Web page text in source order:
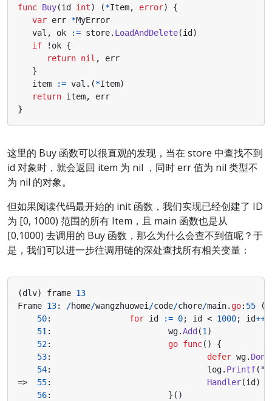
func Buy(id int) (*Item, error)
{
var err *MyError
val , ok := store. LoadAndDelete(id )
if
! ok {
return nil ,
err
}
item
:= val .(*Item)
return item,
err
}
这里的 Buy 函数可以很直观的发现，当在 store 中查找不到
id 对象时，就会返回 item 为 nil ，同时 err 值为 nil 类型不
为 nil 的对象。
但如果阅读代码最开始的 init 函数，我们实现已经创建了 ID
为 [0, 1000) 范围的所有 Item，且 main 函数也是从
[0,1000) 去调用的 Buy 函数，那么为什么会查不到值呢？于
是，我们可以进一步往调用链的深处查找所有相关变量：
(dlv) frame 13
Frame 13: /home/wangzhuowei /code/chore/main. go: 55 (
50: for id := 0; id < 1000; id++
51 : wg.Add (1 )
52: go func()
{
53: defer wg. Done
54: log. Printf(
=>
55: Handler(id )
56:
}()